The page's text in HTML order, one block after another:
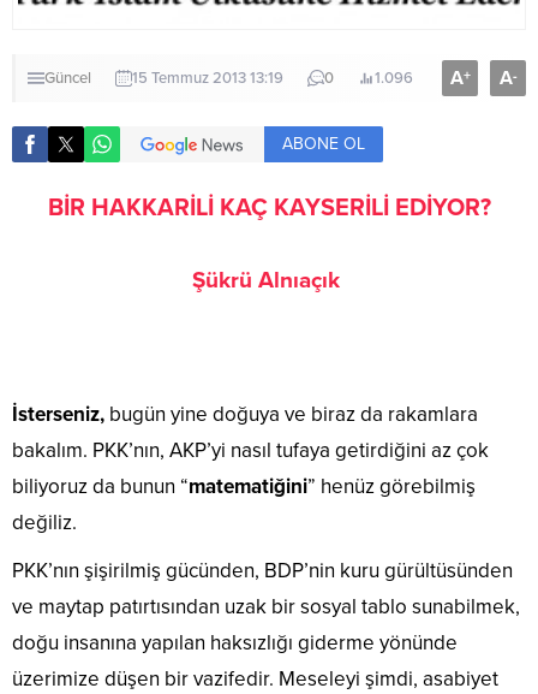
Güncel 15 Temmuz 2013 13:19 0 1.096 A+ A-
ABONE OL
BİR HAKKARİLİ KAÇ KAYSERİLİ EDİYOR?
Şükrü Alnıaçık
İsterseniz, bugün yine doğuya ve biraz da rakamlara
bakalım. PKK’nın, AKP’yi nasıl tufaya getirdiğini az çok
biliyoruz da bunun “matematiğini” henüz görebilmiş
değiliz.
PKK’nın şişirilmiş gücünden, BDP’nin kuru gürültüsünden
ve maytap patırtısından uzak bir sosyal tablo sunabilmek,
doğu insanına yapılan haksızlığı giderme yönünde
üzerimize düşen bir vazifedir. Meseleyi şimdi, asabiyet